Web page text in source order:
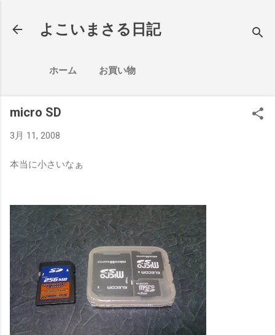
よこいまさる日記
ホーム お買い物
micro SD
3月 11, 2008
本当に小さいなぁ